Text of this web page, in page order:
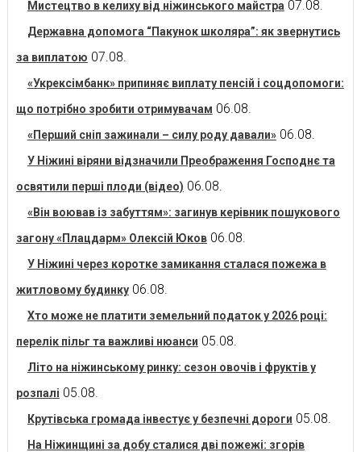
Мистецтво в келиху від ніжинського майстра 07.08.
Державна допомога “Пакунок школяра”: як звернутись
за виплатою 07.08.
«Укрексімбанк» припиняє виплату пенсій і соцдопомоги:
що потрібно зробити отримувачам 06.08.
«Перший сніп зажинали – силу роду давали» 06.08.
У Ніжині віряни відзначили Преображення Господнє та
освятили перші плоди (відео) 06.08.
«Він воював із забуттям»: загинув керівник пошукового
загону «Плацдарм» Олексій Юков 06.08.
У Ніжині через коротке замикання сталася пожежа в
житловому будинку 06.08.
Хто може не платити земельний податок у 2026 році:
перелік пільг та важливі нюанси 05.08.
Літо на ніжинському ринку: сезон овочів і фруктів у
розпалі 05.08.
Крутівська громада інвестує у безпечні дороги 05.08.
На Ніжинщині за добу сталися дві пожежі: згорів